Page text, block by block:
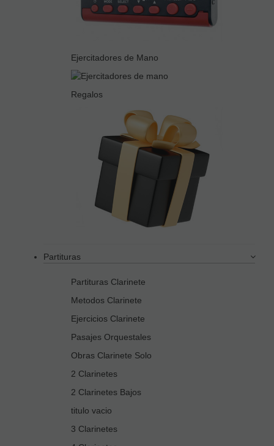
Ejercitadores de Mano
Regalos
Partituras
Partituras Clarinete
Metodos Clarinete
Ejercicios Clarinete
Pasajes Orquestales
Obras Clarinete Solo
2 Clarinetes
2 Clarinetes Bajos
titulo vacio
3 Clarinetes